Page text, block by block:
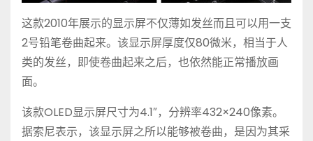
这款2010年展示的显示屏不仅薄如发丝而且可以用一支
2号铅笔卷曲起来。该显示屏厚度仅80微米，相当于人
类的发丝，即使卷曲起来之后，也依然能正常播放画
面。
该款OLED显示屏尺寸为4.1″，分辨率432×240像素。
据索尼表示，该显示屏之所以能够被卷曲，是因为其采